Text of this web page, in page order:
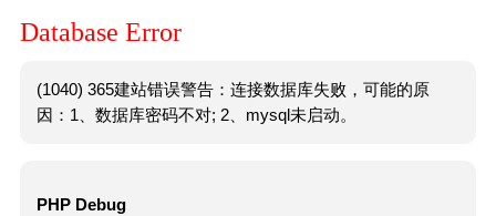
Database Error
(1040) 365建站错误警告：连接数据库失败，可能的原
因：1、数据库密码不对; 2、mysql未启动。
PHP Debug